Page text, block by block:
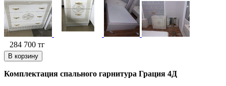
284 700 тг
В корзину
Комплектация спального гарнитура Грация 4Д